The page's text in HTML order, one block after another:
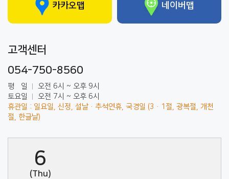
카카오맵 네이버맵
고객센터
054-750-8560
평 일
오전 6시 ~ 오후 9시
토요일
오전 7시 ~ 오후 6시
휴관일 : 일요일, 신정, 설날·추석연휴, 국경일 (3·1절, 광복절, 개천
절, 한글날)
6
(Thu)